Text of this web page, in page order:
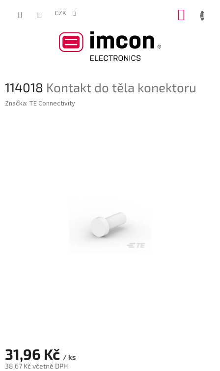
CZK
114018 Kontakt do těla konektoru
Značka: TE Connectivity
31,96 Kč / ks
38,67 Kč včetně DPH